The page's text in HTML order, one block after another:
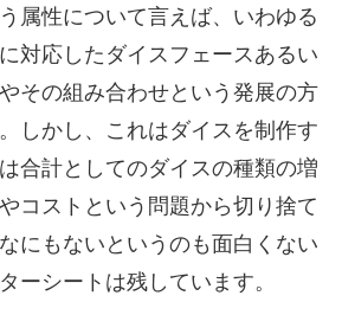
属性について言えば、いわゆる
対応したダイスフェースあるい
その組み合わせという発展の方
しかし、これはダイスを制作す
合計としてのダイスの種類の増
コストという問題から切り捨て
にもないというのも面白くない
ーシートは残しています。